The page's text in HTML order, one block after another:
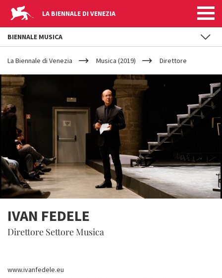
LA BIENNALE DI VENEZIA
YOUR
ARE
HERE
La Biennale di Venezia Musica (2019) Direttore
IVAN FEDELE
Direttore Settore Musica
www.ivanfedele.eu
BIENNALE MUSICA